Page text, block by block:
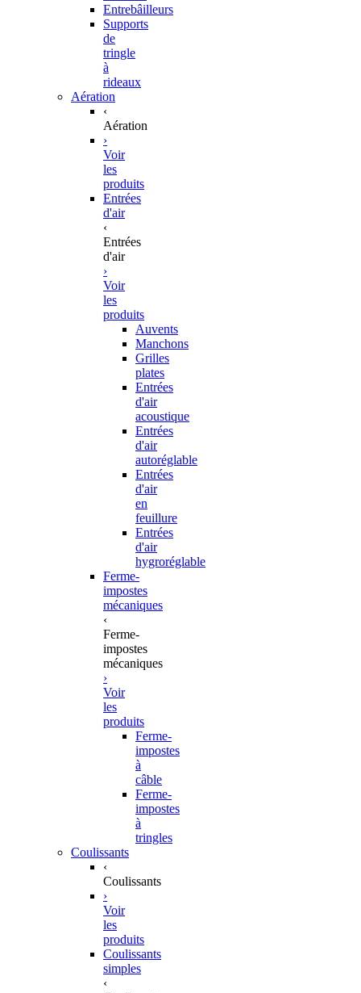
Entrebâilleurs
Supports
de
tringle
à
rideaux
Aération
‹
Aération
›
Voir
les
produits
Entrées
d'air
‹
Entrées
d'air
›
Voir
les
produits
Auvents
Manchons
Grilles
plates
Entrées
d'air
acoustique
Entrées
d'air
autoréglable
Entrées
d'air
en
feuillure
Entrées
d'air
hygroréglable
Ferme-
impostes
mécaniques
‹
Ferme-
impostes
mécaniques
›
Voir
les
produits
Ferme-
impostes
à
câble
Ferme-
impostes
à
tringles
Coulissants
‹
Coulissants
›
Voir
les
produits
Coulissants
simples
‹